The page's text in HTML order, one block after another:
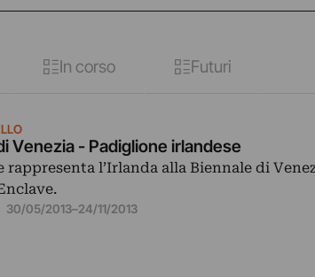
In corso Futuri
Venezia - Padiglione irlandese
rappresenta l’Irlanda alla Biennale di
30/05/2013–24/11/2013